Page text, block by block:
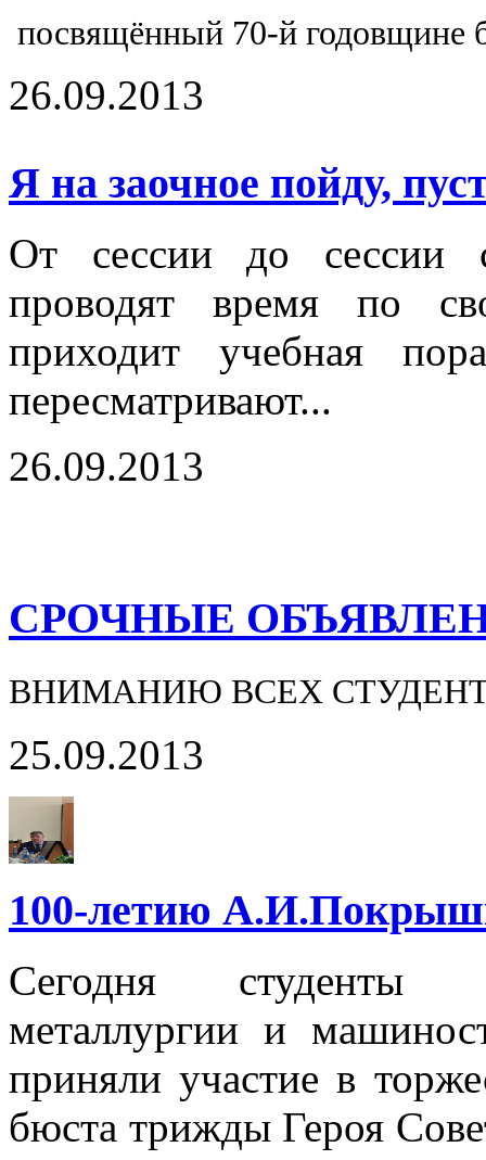
посвящённый 70-й годовщине
26.09.2013
Я на заочное пойду,
От сессии до сессии
проводят время по
приходит учебная
пересматривают...
26.09.2013
СРОЧНЫЕ
ВНИМАНИЮ ВСЕХ
25.09.2013
100-летию
Сегодня студенты
металлургии и
приняли участие в
бюста трижды Героя